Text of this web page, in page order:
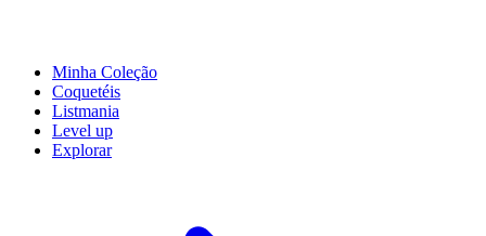
Minha Coleção
Coquetéis
Listmania
Level up
Explorar